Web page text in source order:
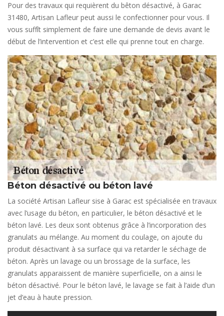
Pour des travaux qui requièrent du bêton désactivé, à Garac
31480, Artisan Lafleur peut aussi le confectionner pour vous. Il
vous suffît simplement de faire une demande de devis avant le
début de l’intervention et c’est elle qui prenne tout en charge.
Béton désactivé ou béton lavé
La société Artisan Lafleur sise à Garac est spécialisée en travaux
avec l’usage du béton, en particulier, le béton désactivé et le
béton lavé. Les deux sont obtenus grâce à l’incorporation des
granulats au mélange. Au moment du coulage, on ajoute du
produit désactivant à sa surface qui va retarder le séchage de
béton. Après un lavage ou un brossage de la surface, les
granulats apparaissent de manière superficielle, on a ainsi le
béton désactivé. Pour le béton lavé, le lavage se fait à l’aide d’un
jet d’eau à haute pression.